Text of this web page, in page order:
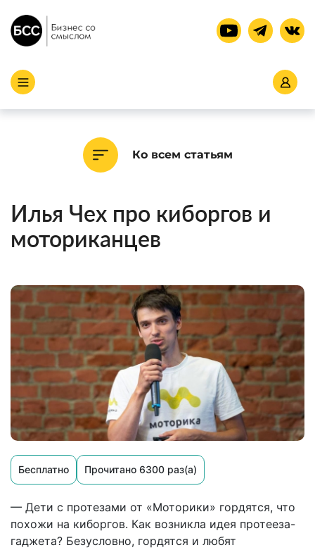
Ко всем статьям
Илья Чех про киборгов и
моториканцев
Бесплатно Прочитано 6300 раз(а)
— Дети с протезами от «Моторики» гордятся, что
похожи на киборгов. Как возникла идея протееза-
гаджета? Безусловно, гордятся и любят